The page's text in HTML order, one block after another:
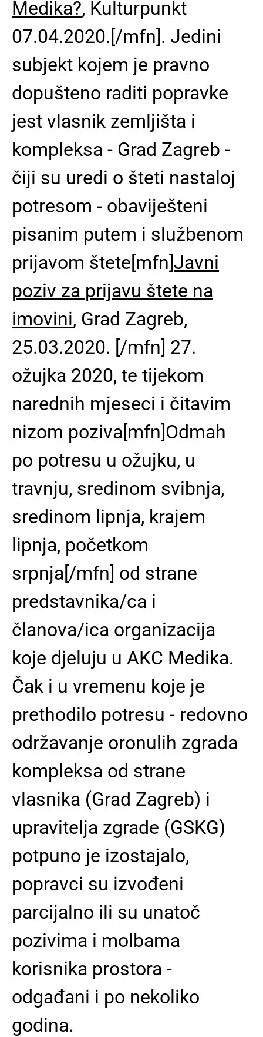
Medika?, Kulturpunkt
07.04.2020.[/mfn]. Jedini
subjekt kojem je pravno
dopušteno raditi popravke
jest vlasnik zemljišta i
kompleksa - Grad Zagreb -
čiji su uredi o šteti nastaloj
potresom - obaviješteni
pisanim putem i službenom
prijavom štete[mfn]Javni
poziv za prijavu štete na
imovini, Grad Zagreb,
25.03.2020. [/mfn] 27.
ožujka 2020, te tijekom
narednih mjeseci i čitavim
nizom poziva[mfn]Odmah
po potresu u ožujku, u
travnju, sredinom svibnja,
sredinom lipnja, krajem
lipnja, početkom
srpnja[/mfn] od strane
predstavnika/ca i
članova/ica organizacija
koje djeluju u AKC Medika.
Čak i u vremenu koje je
prethodilo potresu - redovno
održavanje oronulih zgrada
kompleksa od strane
vlasnika (Grad Zagreb) i
upravitelja zgrade (GSKG)
potpuno je izostajalo,
popravci su izvođeni
parcijalno ili su unatoč
pozivima i molbama
korisnika prostora -
odgađani i po nekoliko
godina.